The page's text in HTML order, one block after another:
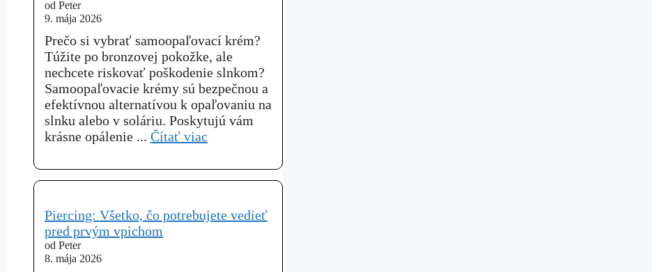
od Peter
9. mája 2026
Prečo si vybrať samoopaľovací krém?
Túžite po bronzovej pokožke, ale
nechcete riskovať poškodenie slnkom?
Samoopaľovacie krémy sú bezpečnou a
efektívnou alternatívou k opaľovaniu na
slnku alebo v soláriu. Poskytujú vám
krásne opálenie ... Čítať viac
Piercing: Všetko, čo potrebujete vedieť
pred prvým vpichom
od Peter
8. mája 2026